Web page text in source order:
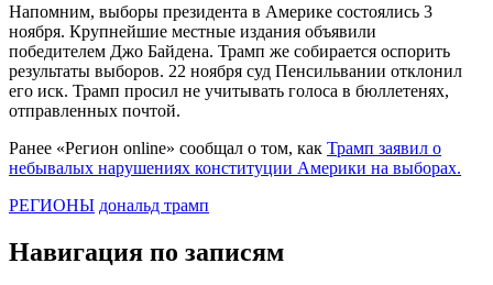
Напомним, выборы президента в Америке состоялись 3
ноября. Крупнейшие местные издания объявили
победителем Джо Байдена. Трамп же собирается оспорить
результаты выборов. 22 ноября суд Пенсильвании отклонил
его иск. Трамп просил не учитывать голоса в бюллетенях,
отправленных почтой.
Ранее «Регион online» сообщал о том, как Трамп заявил о
небывалых нарушениях конституции Америки на выборах.
РЕГИОНЫ дональд трамп
Навигация по записям